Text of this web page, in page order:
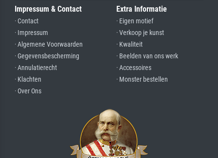
Impressum & Contact
· Contact
· Impressum
· Algemene Voorwaarden
· Gegevensbescherming
· Annulatierecht
· Klachten
· Over Ons
Extra Informatie
· Eigen motief
· Verkoop je kunst
· Kwaliteit
· Beelden van ons werk
· Accessoires
· Monster bestellen